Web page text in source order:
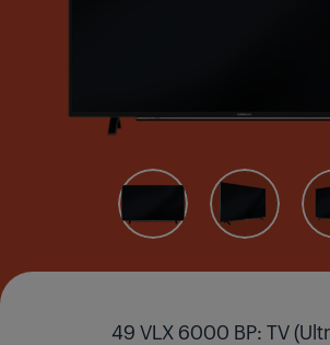
49 VLX 6000 BP: TV